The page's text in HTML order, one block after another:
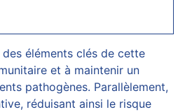
éléments clés de cette
et à maintenir un
pathogènes. Parallèlement,
réduisant ainsi le risque